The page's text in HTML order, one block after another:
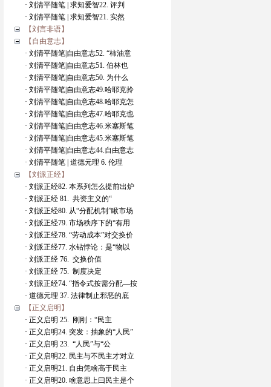
· 刘清平随笔 | 求知爱智22. 评判
· 刘清平随笔 | 求知爱智21. 实然
【刘言非语】
【自由意志】
· 刘清平随笔|自由意志52. “柿油意
· 刘清平随笔|自由意志51. 伯林也
· 刘清平随笔|自由意志50. 为什么
· 刘清平随笔|自由意志49.哈耶克拎
· 刘清平随笔|自由意志48.哈耶克怎
· 刘清平随笔|自由意志47.哈耶克也
· 刘清平随笔|自由意志46.米塞斯笔
· 刘清平随笔|自由意志45.米塞斯笔
· 刘清平随笔|自由意志44.自由意志
· 刘清平随笔 | 道德元理 6. 伦理
【刘派正经】
· 刘派正经82. 本系列怎么提前出炉
· 刘派正经 81. 共资主义的“
· 刘派正经80. 从“分配机制”瞅市场
· 刘派正经79. 市场秩序下的“有用
· 刘派正经78. “劳动成本”对交换价
· 刘派正经77. 水钻悖论：是“物以
· 刘派正经 76. 交换价值
· 刘派正经 75. 制度决定
· 刘派正经74. “指令式按需分配—按
· 道德元理 37. 法律制止邪恶的底
【正义启明】
· 正义启明 25. 刚刚：“民主
· 正义启明24. 突发：抽象的“人民”
· 正义启明 23. “人民”与“公
· 正义启明22. 民主与不民主才对立
· 正义启明21. 自由凭啥高于民主
· 正义启明20. 啥意思上曰民主是个